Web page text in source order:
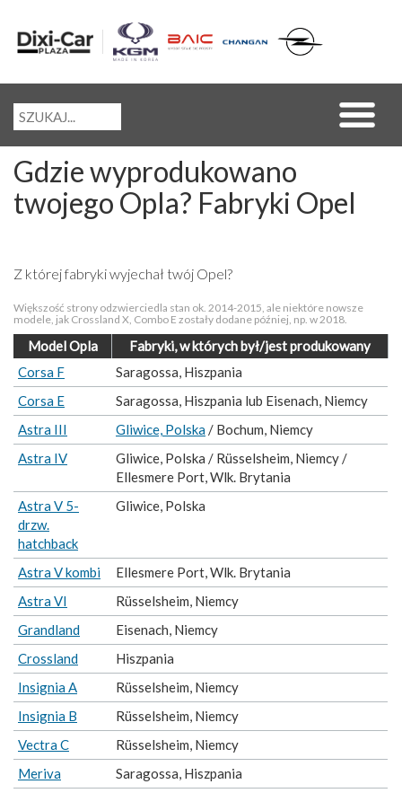
Gdzie wyprodukowano
twojego Opla? Fabryki Opel
Z której fabryki wyjechał twój Opel?
Większość strony odzwierciedla stan ok. 2014-2015, ale niektóre nowsze
modele, jak Crossland X, Combo E zostały dodane później, np. w 2018.
Model Opla
Fabryki, w których był/jest produkowany
Corsa F
Saragossa, Hiszpania
Corsa E
Saragossa, Hiszpania lub Eisenach, Niemcy
Astra III
Gliwice, Polska/ Bochum, Niemcy
Astra IV
Gliwice, Polska / Rüsselsheim, Niemcy /
Ellesmere Port, Wlk. Brytania
Astra V 5-
drzw.
hatchback
Gliwice, Polska
Astra V kombi
Ellesmere Port, Wlk. Brytania
Astra VI
Rüsselsheim, Niemcy
Grandland
Eisenach, Niemcy
Crossland
Hiszpania
Insignia A
Rüsselsheim, Niemcy
Insignia B
Rüsselsheim, Niemcy
Vectra C
Rüsselsheim, Niemcy
Meriva
Saragossa, Hiszpania